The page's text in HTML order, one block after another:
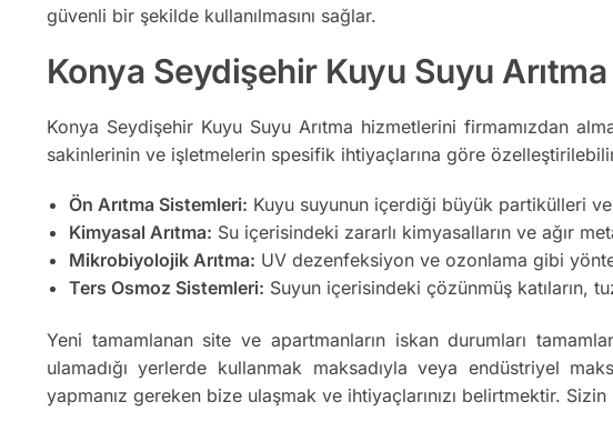
güvenli bir şekilde kullanılmasını sağlar.
Konya Seydişehir Kuyu Suyu Arıtma
Konya Seydişehir Kuyu Suyu Arıtma hizmetlerini firmamızdan
sakinlerinin ve işletmelerin spesifik ihtiyaçlarına göre
Ön Arıtma Sistemleri: Kuyu suyunun içerdiği büyük partikülleri
Kimyasal Arıtma: Su içerisindeki zararlı kimyasalların ve ağır
Mikrobiyolojik Arıtma: UV dezenfeksiyon ve ozonlama gibi
Ters Osmoz Sistemleri: Suyun içerisindeki çözünmüş katıların,
Yeni tamamlanan site ve apartmanların iskan durumları
ulamadığı yerlerde kullanmak maksadıyla veya endüstriyel
yapmanız gereken bize ulaşmak ve ihtiyaçlarınızı belirtmektir.